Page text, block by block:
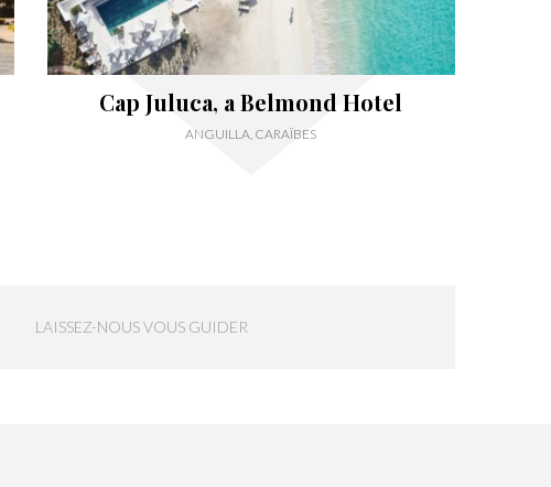
Cap Juluca, a Belmond Hotel
ANGUILLA, CARAÏBES
LAISSEZ-NOUS VOUS GUIDER